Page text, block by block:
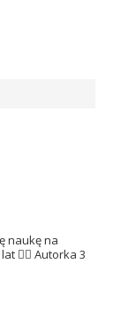
naukę na
👩‍⚕️ Autorka 3